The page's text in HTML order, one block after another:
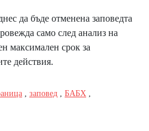
да бъде отменена заповедта
само след анализ на
максимален срок за
действия.
заповед БАБХ